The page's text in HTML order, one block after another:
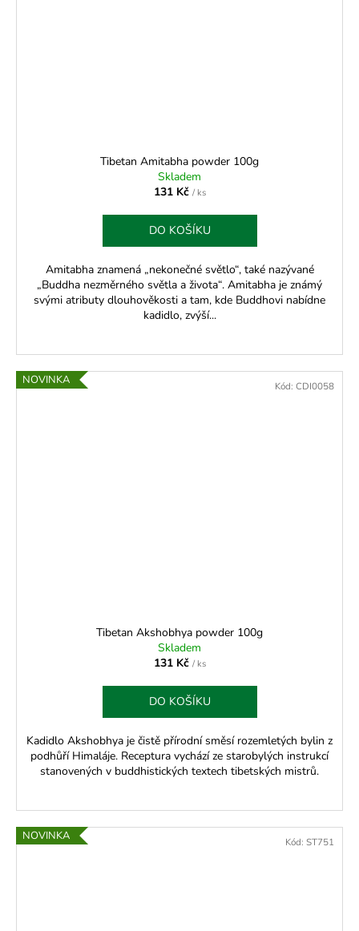
Tibetan Amitabha powder 100g
Skladem
131 Kč / ks
DO KOŠÍKU
Amitabha znamená „nekonečné světlo“, také nazývané
„Buddha nezměrného světla a života“. Amitabha je známý
svými atributy dlouhověkosti a tam, kde Buddhovi nabídne
kadidlo, zvýší...
NOVINKA
Tibetan Akshobhya powder 100g
Skladem
131 Kč / ks
DO KOŠÍKU
Kadidlo Akshobhya je čistě přírodní směsí rozemletých bylin z
podhůří Himaláje. Receptura vychází ze starobylých instrukcí
stanovených v buddhistických textech tibetských mistrů.
Kód: CDI0058
NOVINKA Kód: ST751